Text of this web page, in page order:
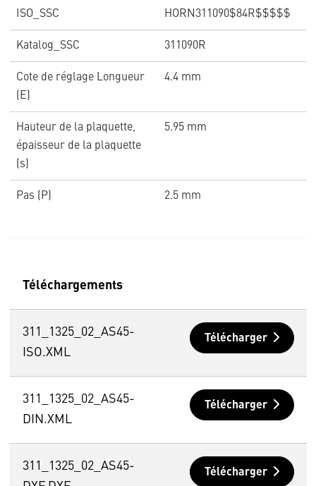
ISO_SSC HORN311090$84R$$$$$
Katalog_SSC 311090R
Cote de réglage Longueur
(E)
4.4 mm
Hauteur de la plaquette,
épaisseur de la plaquette
(s)
5.95 mm
Pas (P) 2.5 mm
Téléchargements
311_1325_02_AS45-
ISO.XML
Télécharger
311_1325_02_AS45-
DIN.XML
Télécharger
311_1325_02_AS45-
Télécharger